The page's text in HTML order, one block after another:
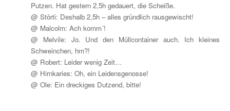
Putzen. Hat gestern 2,5h gedauert, die Scheiße.
@ Störti: Deshalb 2,5h – alles gründlich rausgewischt!
@ Malcolm: Ach komm´!
@ Melvile: Jo. Und den Müllcontainer auch. Ich kleines
Schweinchen, hm?!
@ Robert: Leider wenig Zeit…
@ Hirnkaries: Oh, ein Leidensgenosse!
@ Ole: Ein dreckiges Dutzend, bitte!